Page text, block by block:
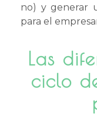
no) y generar
para el
Las
ciclo